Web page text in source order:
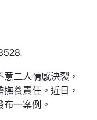
二人情感決裂，
養責任。近日，
一案例。